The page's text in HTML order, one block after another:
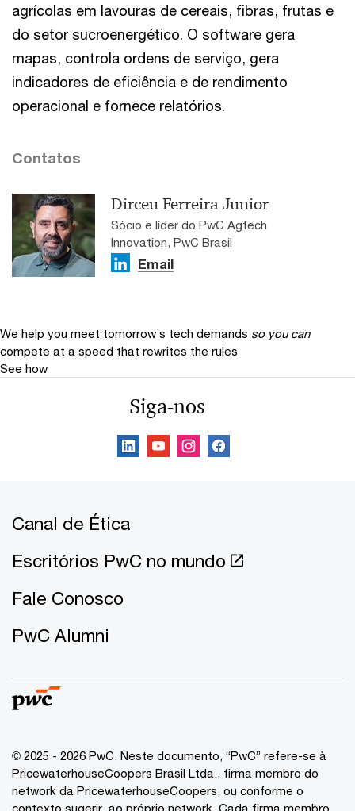
agrícolas em lavouras de cereais, fibras, frutas e
do setor sucroenergético. O software gera
mapas, controla ordens de serviço, gera
indicadores de eficiência e de rendimento
operacional e fornece relatórios.
Contatos
Dirceu Ferreira Junior
Sócio e líder do PwC Agtech
Innovation, PwC Brasil
Email
We help you meet tomorrow’s tech demands so you can
compete at a speed that rewrites the rules
See how
Siga-nos
Canal de Ética
Escritórios PwC no mundo
Fale Conosco
PwC Alumni
© 2025 - 2026 PwC. Neste documento, “PwC” refere-se à
PricewaterhouseCoopers Brasil Ltda., firma membro do
network da PricewaterhouseCoopers, ou conforme o
contexto sugerir, ao próprio network. Cada firma membro